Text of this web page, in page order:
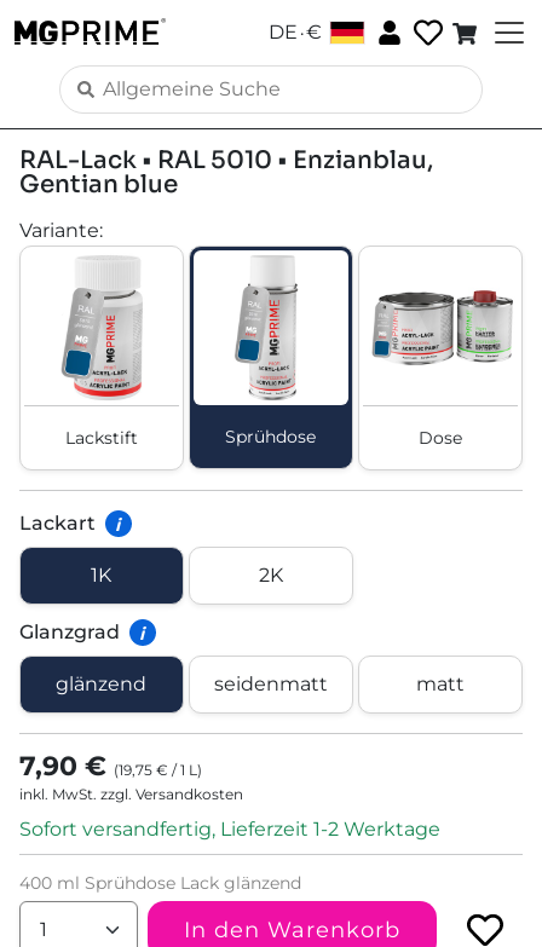
DE .€
RAL-Lack • RAL 5010 • Enzianblau,
Gentian blue
Variante:
Lackstift Sprühdose Dose
Lackart i
1K 2K
Glanzgrad i
glänzend seidenmatt matt
7,90 € (19,75 € /1 L )
inkl. MwSt. zzgl. Versandkosten
Sofort versandfertig, Lieferzeit 1-2 Werktage
400 ml Sprühdose Lack glänzend
In den Warenkorb